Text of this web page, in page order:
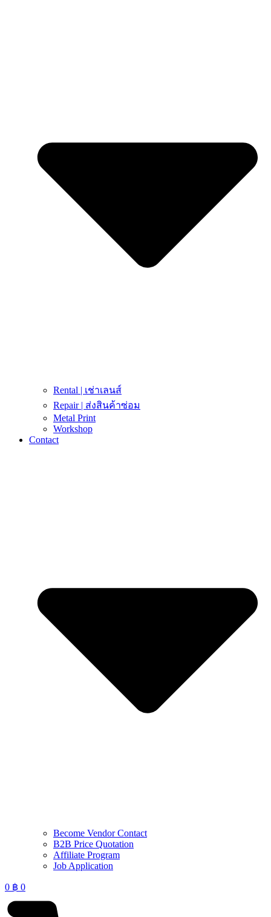
Rental | เช่าเลนส์
Repair | ส่งสินค้าซ่อม
Metal Print
Workshop
Contact
Become Vendor Contact
B2B Price Quotation
Affiliate Program
Job Application
0 ฿ 0